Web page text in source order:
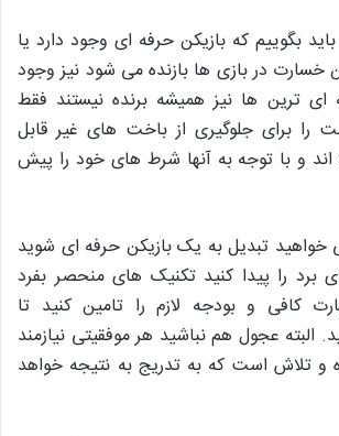
بگوییم که بازیکن حرفه ای وجود دارد یا
خسارت در بازی ها بازنده می شود نیز وجود
ای ترین ها نیز همیشه برنده نیستند فقط
را برای جلوگیری از باخت های غیر قابل
و با توجه به آنها شرط های خود را پیش
تبدیل به یک بازیکن حرفه ای شوید
برد را پیدا کنید تکنیک های منحصر بفرد
کافی و بودجه لازم را تامین کنید تا
البته عجول هم نباشید هر موفقیتی نیازمند
و تلاش است که به تدریج به نتیجه خواهد